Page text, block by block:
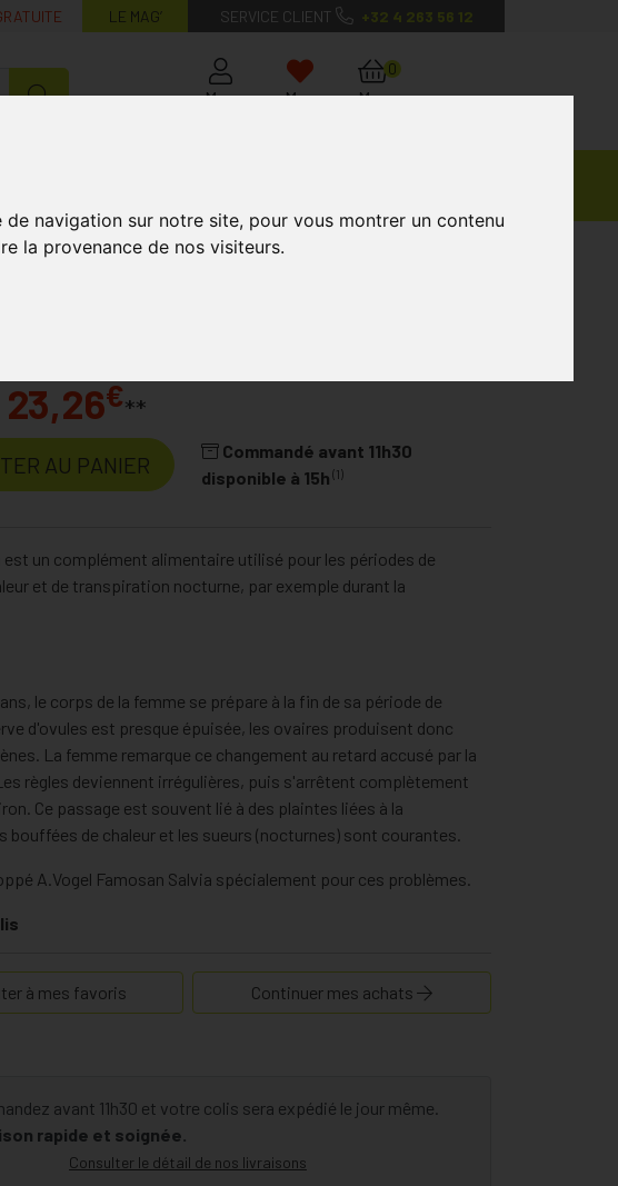
navigation sur notre site, pour vous montrer un contenu
la provenance de nos visiteurs.
LE MAG’ SERVICE CLIENT +32 4 263 56 12
prix
Mon
Mes
Mon
0
60 Comprimés
23,26€**
AU PANIER
Commandé avant 11h30
disponible à 15h (1)
est un complément alimentaire utilisé pour les périodes de
et de transpiration nocturne, par exemple durant la
le corps de la femme se prépare à la fin de sa période de
d'ovules est presque épuisée, les ovaires produisent donc
La femme remarque ce changement au retard accusé par la
règles deviennent irrégulières, puis s'arrêtent complètement
Ce passage est souvent lié à des plaintes liées à la
bouffées de chaleur et les sueurs (nocturnes) sont courantes.
A.Vogel Famosan Salvia spécialement pour ces problèmes.
Salvia contient un extrait de la plante salutaire Salvia officinalis
Cette plante provient à l'origine des Balkans et de la mer
plante est biologiquement cultivée pour Famosan Salvia.
(nocturnes).
à mes favoris Continuer mes achats
avant 11h30 et votre colis sera expédié le jour même.
rapide et soignée.
Consulter le détail de nos livraisons